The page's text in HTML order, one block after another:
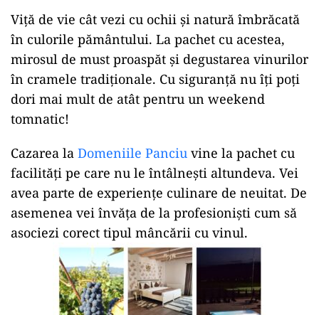
Viță de vie cât vezi cu ochii și natură îmbrăcată
în culorile pământului. La pachet cu acestea,
mirosul de must proaspăt și degustarea vinurilor
în cramele tradiționale. Cu siguranță nu îți poți
dori mai mult de atât pentru un weekend
tomnatic!
Cazarea la Domeniile Panciu vine la pachet cu
facilități pe care nu le întâlnești altundeva. Vei
avea parte de experiențe culinare de neuitat. De
asemenea vei învăța de la profesioniști cum să
asociezi corect tipul mâncării cu vinul.